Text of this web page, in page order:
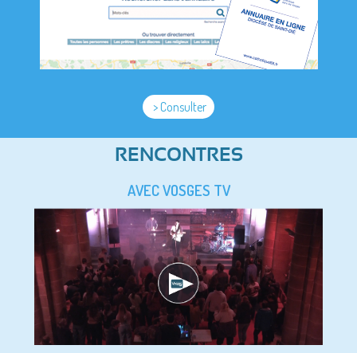
> Consulter
RENCONTRES
AVEC VOSGES TV